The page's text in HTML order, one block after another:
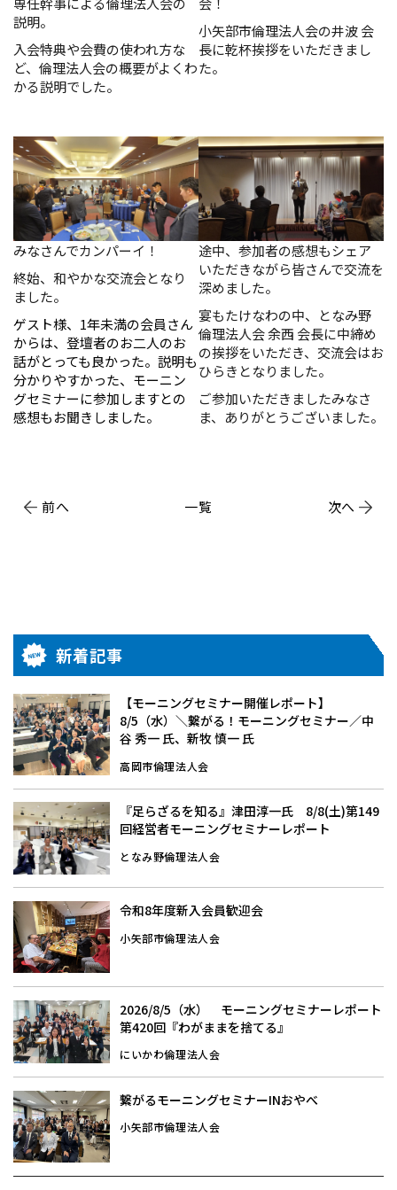
説明。
入会特典や会費の使われ方な
ど、倫理法人会の概要がよくわ
かる説明でした。
小矢部市倫理法人会の井波 会
長に乾杯挨拶をいただきまし
た。
みなさんでカンパーイ！
終始、和やかな交流会となり
ました。
ゲスト様、1年未満の会員さん
からは、登壇者のお二人のお
話がとっても良かった。説明も
分かりやすかった、モーニン
グセミナーに参加しますとの
感想もお聞きしました。
途中、参加者の感想もシェア
いただきながら皆さんで交流を
深めました。
宴もたけなわの中、となみ野
倫理法人会 余西 会長に中締め
の挨拶をいただき、交流会はお
ひらきとなりました。
ご参加いただきましたみなさ
ま、ありがとうございました。
前へ 一覧 次へ
新着記事
【モーニングセミナー開催レポート】
8/5（水）＼繋がる！モーニングセミナー／中
谷 秀一 氏、新牧 慎一 氏
高岡市倫理法人会
『足らざるを知る』津田淳一氏 8/8(土)第149
回経営者モーニングセミナーレポート
となみ野倫理法人会
令和8年度新入会員歓迎会
小矢部市倫理法人会
2026/8/5（水） モーニングセミナーレポート
第420回『わがままを捨てる』
にいかわ倫理法人会
繋がるモーニングセミナーINおやべ
小矢部市倫理法人会